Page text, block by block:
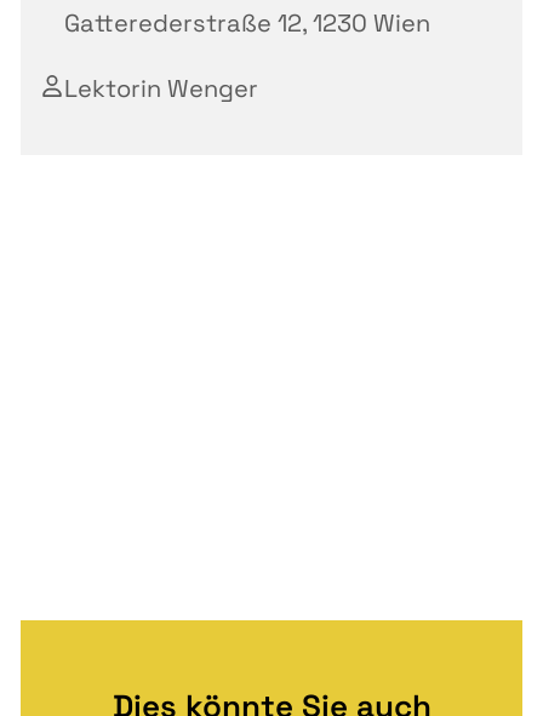
Gatterederstraße 12, 1230 Wien
Lektorin Wenger
Dies könnte Sie auch